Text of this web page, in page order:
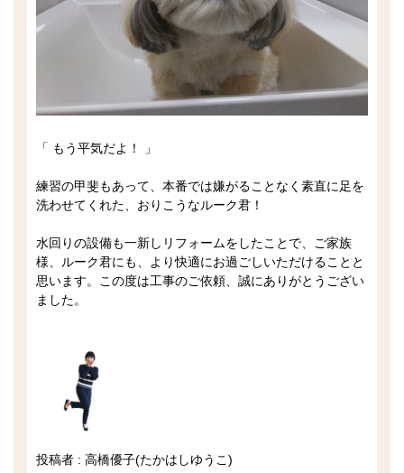
「 もう平気だよ！ 」
練習の甲斐もあって、本番では嫌がることなく素直に足を
洗わせてくれた、おりこうなルーク君！
水回りの設備も一新しリフォームをしたことで、ご家族
様、ルーク君にも、より快適にお過ごしいただけることと
思います。この度は工事のご依頼、誠にありがとうござい
ました。
投稿者 : 高橋優子(たかはしゆうこ)